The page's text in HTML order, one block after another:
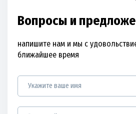
Вопросы и
напишите нам и мы с
ближайшее время